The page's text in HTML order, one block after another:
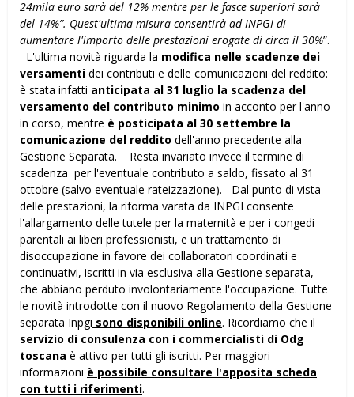
24mila euro sarà del 12% mentre per le fasce superiori sarà
del 14%”. Quest'ultima misura consentirà ad INPGI di
aumentare l'importo delle prestazioni erogate di circa il 30%”.
L'ultima novità riguarda la modifica nelle scadenze dei
versamenti dei contributi e delle comunicazioni del reddito:
è stata infatti anticipata al 31 luglio la scadenza del
versamento del contributo minimo in acconto per l'anno
in corso, mentre è posticipata al 30 settembre la
comunicazione del reddito dell'anno precedente alla
Gestione Separata. Resta invariato invece il termine di
scadenza per l'eventuale contributo a saldo, fissato al 31
ottobre (salvo eventuale rateizzazione). Dal punto di vista
delle prestazioni, la riforma varata da INPGI consente
l'allargamento delle tutele per la maternità e per i congedi
parentali ai liberi professionisti, e un trattamento di
disoccupazione in favore dei collaboratori coordinati e
continuativi, iscritti in via esclusiva alla Gestione separata,
che abbiano perduto involontariamente l'occupazione. Tutte
le novità introdotte con il nuovo Regolamento della Gestione
separata Inpgi sono disponibili online. Ricordiamo che il
servizio di consulenza con i commercialisti di Odg
toscana è attivo per tutti gli iscritti. Per maggiori
informazioni è possibile consultare l'apposita scheda
con tutti i riferimenti.